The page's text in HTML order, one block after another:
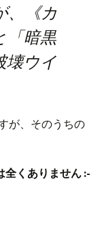
、《カ
「暗黒
壊ウイ
が、そのうちの
全くありません :-